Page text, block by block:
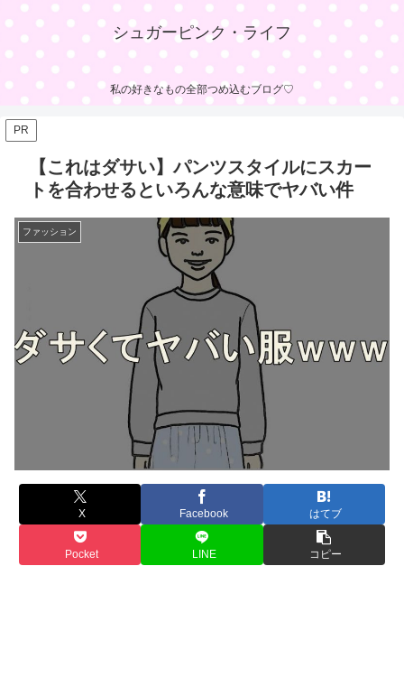
シュガーピンク・ライフ
私の好きなもの全部つめ込むブログ♡
PR
【これはダサい】パンツスタイルにスカー
トを合わせるといろんな意味でヤバい件
ファッション
X Facebook はてブ
Pocket LINE コピー